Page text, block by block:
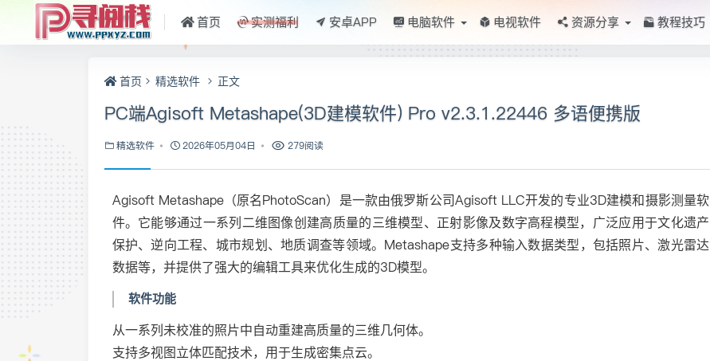
首页 实测福利 安卓APP 电脑软件 电视软件 资源分享 教程技巧
首页 精选软件 正文
PC端Agisoft Metashape(3D建模软件) Pro v2.3.1.22446 多语便携版
精选软件 2026年05月04日 279阅读
Agisoft Metashape（原名PhotoScan）是一款由俄罗斯公司Agisoft LLC开发的专业3D建模和摄影测量软
件。它能够通过一系列二维图像创建高质量的三维模型、正射影像及数字高程模型，广泛应用于文化遗产
保护、逆向工程、城市规划、地质调查等领域。Metashape支持多种输入数据类型，包括照片、激光雷达
数据等，并提供了强大的编辑工具来优化生成的3D模型。
软件功能
从一系列未校准的照片中自动重建高质量的三维几何体。
支持多视图立体匹配技术，用于生成密集点云。